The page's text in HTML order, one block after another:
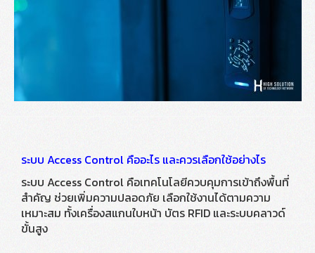
ระบบ Access Control คืออะไร และควรเลือกใช้อย่างไร
ระบบ Access Control คือเทคโนโลยีควบคุมการเข้าถึงพื้นที่
สำคัญ ช่วยเพิ่มความปลอดภัย เลือกใช้งานได้ตามความ
เหมาะสม ทั้งเครื่องสแกนใบหน้า บัตร RFID และระบบคลาวด์
ขั้นสูง